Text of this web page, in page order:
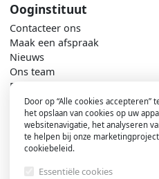
Ooginstituut
Contacteer ons
Maak een afspraak
Nieuws
Ons team
Praktisch
Door op “Alle cookies accepteren”
het opslaan van cookies op uw
websitenavigatie, het analyseren
te helpen bij onze
cookiebeleid.
Essentiële cookies
Voet
©2026 - Ooginstituut Aalst